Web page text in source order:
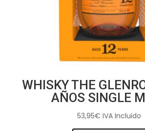
WHISKY THE
AÑOS SINGLE
53,95€ IVA Incluido